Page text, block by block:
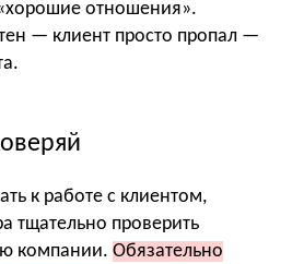
отношения».
— клиент просто пропал —
к работе с клиентом,
тщательно проверить
компании. Обязательно